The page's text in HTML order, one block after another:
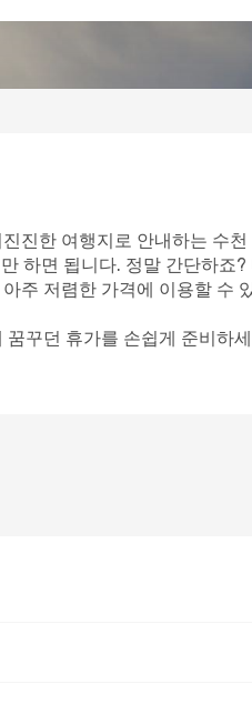
진한 여행지로 안내하는 수
하면 됩니다. 정말 간단하죠
주 저렴한 가격에 이용할 수
꾸던 휴가를 손쉽게 준비하